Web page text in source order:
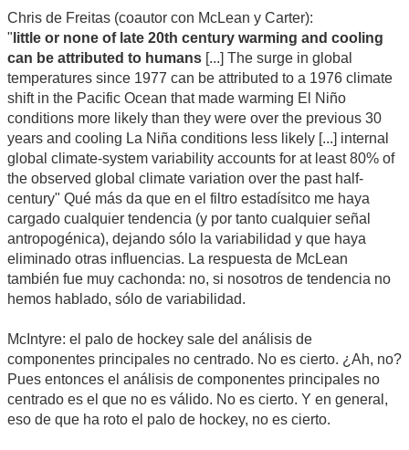
Chris de Freitas (coautor con McLean y Carter):
" little or none of late 20th century warming and cooling
can be attributed to humans [...] The surge in global
temperatures since 1977 can be attributed to a 1976 climate
shift in the Pacific Ocean that made warming El Niño
conditions more likely than they were over the previous 30
years and cooling La Niña conditions less likely [...] internal
global climate-system variability accounts for at least 80% of
the observed global climate variation over the past half-
century" Qué más da que en el filtro estadísitco me haya
cargado cualquier tendencia (y por tanto cualquier señal
antropogénica), dejando sólo la variabilidad y que haya
eliminado otras influencias. La respuesta de McLean
también fue muy cachonda: no, si nosotros de tendencia no
hemos hablado, sólo de variabilidad.
McIntyre: el palo de hockey sale del análisis de
componentes principales no centrado. No es cierto. ¿Ah, no?
Pues entonces el análisis de componentes principales no
centrado es el que no es válido. No es cierto. Y en general,
eso de que ha roto el palo de hockey, no es cierto.